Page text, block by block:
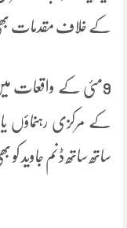
کے خلاف مقدمات
9مئی کے واقعات
کے مرکزی رہنماؤں
ساتھ ساتھ ڈنم جاوید کو بھی